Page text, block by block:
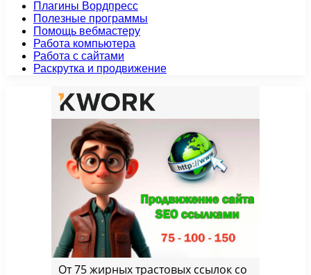
Плагины Вордпресс
Полезные программы
Помощь вебмастеру
Работа компьютера
Работа с сайтами
Раскрутка и продвижение